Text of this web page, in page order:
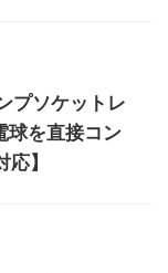
プソケットレ
球を直接コン
】